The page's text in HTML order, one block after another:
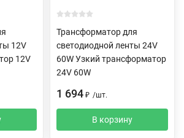
12V
12V
Трансформатор для
светодиодной ленты 24V
60W Узкий трансформатор
24V 60W
1 694 ₽ /шт.
В корзину